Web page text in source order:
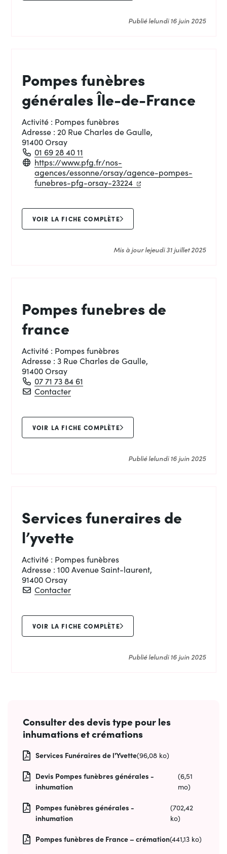
Publié lelundi 16 juin 2025
Pompes funèbres
générales Île-de-France
Activité : Pompes funèbres
Adresse : 20 Rue Charles de Gaulle,
91400 Orsay
01 69 28 40 11
https://www.pfg.fr/nos-
agences/essonne/orsay/agence-pompes-
funebres-pfg-orsay-23224 (ouverture dans un
(ouverture dans un
VOIR LA FICHE COMPLÈTE
Mis à jour lejeudi 31 juillet 2025
Pompes funebres de
france
Activité : Pompes funèbres
Adresse : 3 Rue Charles de Gaulle,
91400 Orsay
07 71 73 84 61
ContacterPompes funebres de france
VOIR LA FICHE COMPLÈTE
Publié lelundi 16 juin 2025
Services funeraires de
l’yvette
Activité : Pompes funèbres
Adresse : 100 Avenue Saint-laurent,
91400 Orsay
ContacterServices funeraires de l’yvette
VOIR LA FICHE COMPLÈTE
Publié lelundi 16 juin 2025
Consulter des devis type pour les
inhumations et crémations
Services Funéraires de l'Yvette(96,08 ko)
Devis Pompes funèbres générales -
inhumation
(6,51
mo)
Pompes funèbres générales -
inhumation
(702,42
ko)
Pompes funèbres de France – crémation(441,13 ko)